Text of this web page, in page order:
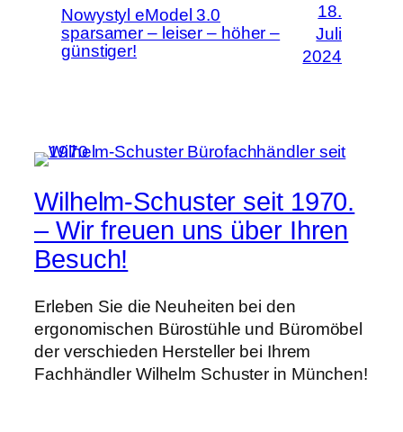
Nowystyl eModel 3.0
sparsamer – leiser – höher –
günstiger!
18.
Juli
2024
Wilhelm-Schuster seit 1970.
– Wir freuen uns über Ihren
Besuch!
Erleben Sie die Neuheiten bei den
ergonomischen Bürostühle und Büromöbel
der verschieden Hersteller bei Ihrem
Fachhändler Wilhelm Schuster in München!